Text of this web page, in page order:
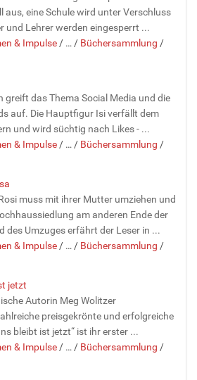
eine Schule wird unter Verschluss
und Lehrer werden eingesperrt ...
& Impulse / … / Büchersammlung /
greift das Thema Social Media und die
auf. Die Hauptfigur Isi verfällt dem
und wird süchtig nach Likes - ...
& Impulse / … / Büchersammlung /
muss mit ihrer Mutter umziehen und
am anderen Ende der
des Umzuges erfährt der Leser in ...
& Impulse / … / Büchersammlung /
jetzt
Autorin Meg Wolitzer
preisgekrönte und erfolgreiche
bleibt ist jetzt“ ist ihr erster ...
& Impulse / … / Büchersammlung /